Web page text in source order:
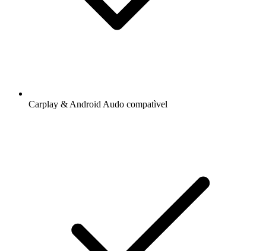
Carplay & Android Audo compatìvel